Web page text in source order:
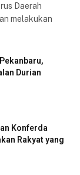
Daerah
melakukan
Durian
Konferda
Rakyat yang